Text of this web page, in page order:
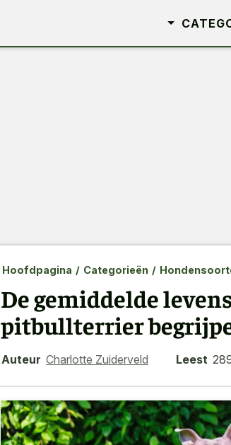
Hoofdpagina / Categorieën /
De gemiddelde
pitbullterrier
Auteur Charlotte Zuiderveld Leest